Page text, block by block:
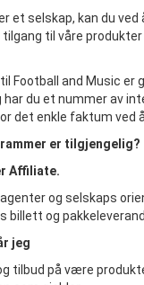
et selskap, kan du ved
til våre
Football and Music er
har du et nummer av
det enkle faktum ved
er tilgjengelig?
Affiliate.
og selskaps
billett og
jeg
tilbud på være